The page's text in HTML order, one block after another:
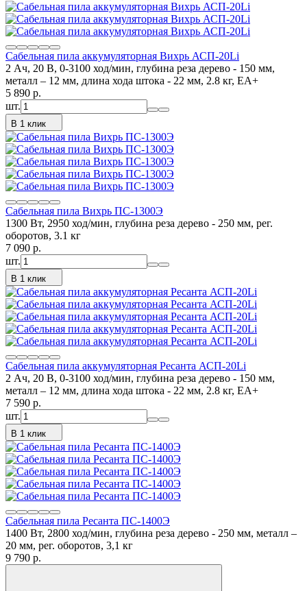
Сабельная пила аккумуляторная Вихрь АСП-20Li
2 Ач, 20 В, 0-3100 ход/мин, глубина реза дерево - 150 мм,
металл – 12 мм, длина хода штока - 22 мм, 2.8 кг, ЕА+
5 890 p.
шт.
В 1 клик
Сабельная пила Вихрь ПС-1300Э
1300 Вт, 2950 ход/мин, глубина реза дерево - 250 мм, рег.
оборотов, 3.1 кг
7 090 p.
шт.
В 1 клик
Сабельная пила аккумуляторная Ресанта АСП-20Li
2 Ач, 20 В, 0-3100 ход/мин, глубина реза дерево - 150 мм,
металл – 12 мм, длина хода штока - 22 мм, 2.8 кг, ЕА+
7 590 p.
шт.
В 1 клик
Сабельная пила Ресанта ПС-1400Э
1400 Вт, 2800 ход/мин, глубина реза дерево - 250 мм, металл –
20 мм, рег. оборотов, 3,1 кг
9 790 p.